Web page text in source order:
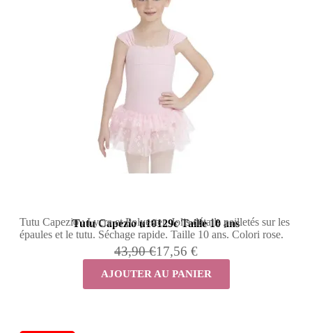
Tutu Capezio u10129c Taille 10 ans
Tutu Capezio : Lycra et Polyester. Jolis détails pailletés sur les
épaules et le tutu. Séchage rapide. Taille 10 ans. Colori rose.
43,90 €17,56 €
AJOUTER AU PANIER